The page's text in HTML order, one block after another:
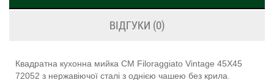
ВІДГУКИ (0)
Квадратна кухонна мийка CM Filoraggiato Vintage 45Х45
72052 з нержавіючої сталі з однією чашею без крила.